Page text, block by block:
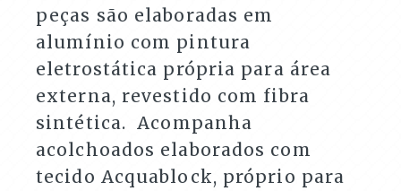
peças são elaboradas em
alumínio com pintura
eletrostática própria para área
externa, revestido com fibra
sintética. Acompanha
acolchoados elaborados com
tecido Acquablock, próprio para